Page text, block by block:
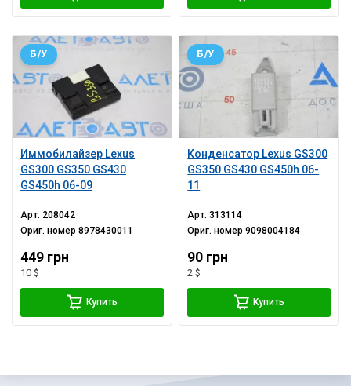
Иммобилайзер Lexus
GS300 GS350 GS430
GS450h 06-09
Б/У
Арт. 208042
Ориг. номер8978430011
449 грн
10 $
Купить
Конденсатор Lexus GS300
GS350 GS430 GS450h 06-
11
Б/У
Арт.313114
Ориг. номер9098004184
90 грн
2 $
Купить